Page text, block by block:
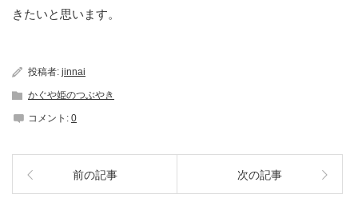
きたいと思います。
投稿者: jinnai
かぐや姫のつぶやき
コメント: 0
前の記事 次の記事